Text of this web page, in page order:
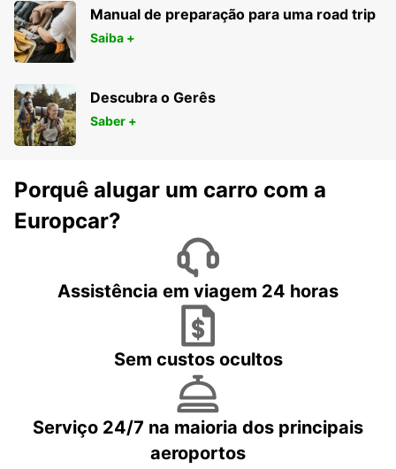
Manual de preparação para uma road trip
Saiba +
Descubra o Gerês
Saber +
Porquê alugar um carro com a
Europcar?
Assistência em viagem 24 horas
Sem custos ocultos
Serviço 24/7 na maioria dos principais
aeroportos